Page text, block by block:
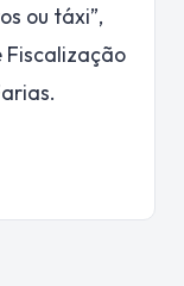
ou táxi”,
Fiscalização